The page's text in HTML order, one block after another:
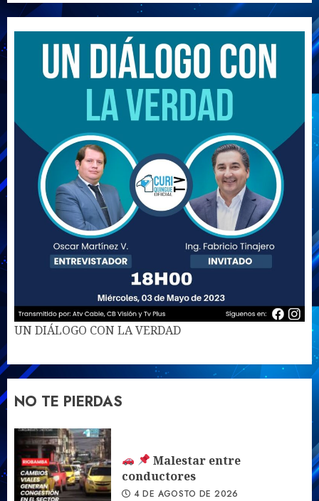
UN DIÁLOGO CON LA VERDAD
NO TE PIERDAS
Malestar entre
conductores
4 DE AGOSTO DE 2026